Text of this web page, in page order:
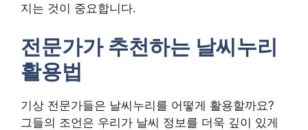
지는 것이 중요합니다.
전문가가 추천하는 날씨누리
활용법
기상 전문가들은 날씨누리를 어떻게 활용할까요?
그들의 조언은 우리가 날씨 정보를 더욱 깊이 있게